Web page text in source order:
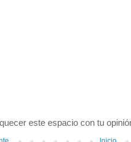
este espacio con tu